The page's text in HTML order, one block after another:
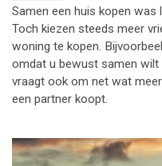
Samen een huis kopen
Toch kiezen steeds meer
woning te kopen.
omdat u bewust samen wilt
vraagt ook om net wat
een partner koopt.